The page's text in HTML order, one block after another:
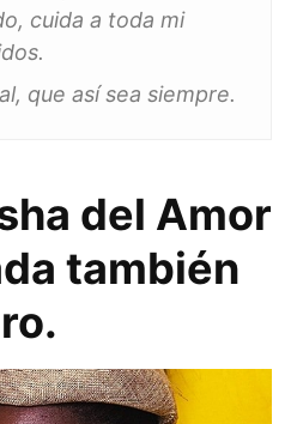
cuida a toda mi
que así sea siempre.
del Amor
también